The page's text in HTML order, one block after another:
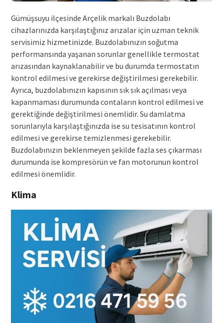
Gümüşsuyu ilçesinde Arçelik markalı Buzdolabı
cihazlarınızda karşılaştığınız arızalar için uzman teknik
servisimiz hizmetinizde. Buzdolabınızın soğutma
performansında yaşanan sorunlar genellikle termostat
arızasından kaynaklanabilir ve bu durumda termostatın
kontrol edilmesi ve gerekirse değiştirilmesi gerekebilir.
Ayrıca, buzdolabınızın kapısının sık sık açılması veya
kapanmaması durumunda contaların kontrol edilmesi ve
gerektiğinde değiştirilmesi önemlidir. Su damlatma
sorunlarıyla karşılaştığınızda ise su tesisatının kontrol
edilmesi ve gerekirse temizlenmesi gerekebilir.
Buzdolabınızın beklenmeyen şekilde fazla ses çıkarması
durumunda ise kompresörün ve fan motorunun kontrol
edilmesi önemlidir.
Klima